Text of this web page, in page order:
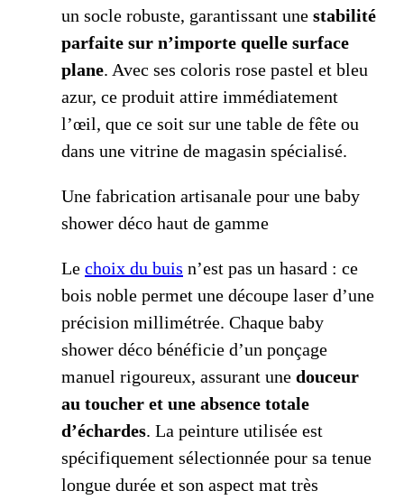
un socle robuste, garantissant une stabilité
parfaite sur n’importe quelle surface
plane. Avec ses coloris rose pastel et bleu
azur, ce produit attire immédiatement
l’œil, que ce soit sur une table de fête ou
dans une vitrine de magasin spécialisé.
Une fabrication artisanale pour une baby
shower déco haut de gamme
Le choix du buis n’est pas un hasard : ce
bois noble permet une découpe laser d’une
précision millimétrée. Chaque baby
shower déco bénéficie d’un ponçage
manuel rigoureux, assurant une douceur
au toucher et une absence totale
d’échardes. La peinture utilisée est
spécifiquement sélectionnée pour sa tenue
longue durée et son aspect mat très